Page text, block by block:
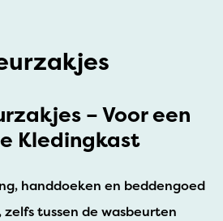
– Voor een
Kledingkast
handdoeken en beddengoed
tussen de wasbeurten